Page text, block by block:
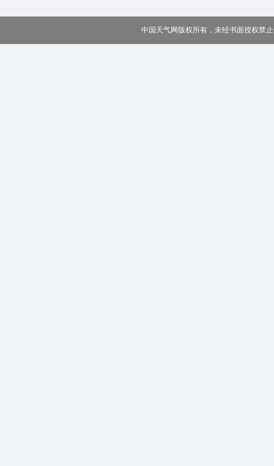
中国天气网版权所有，未经书面授权